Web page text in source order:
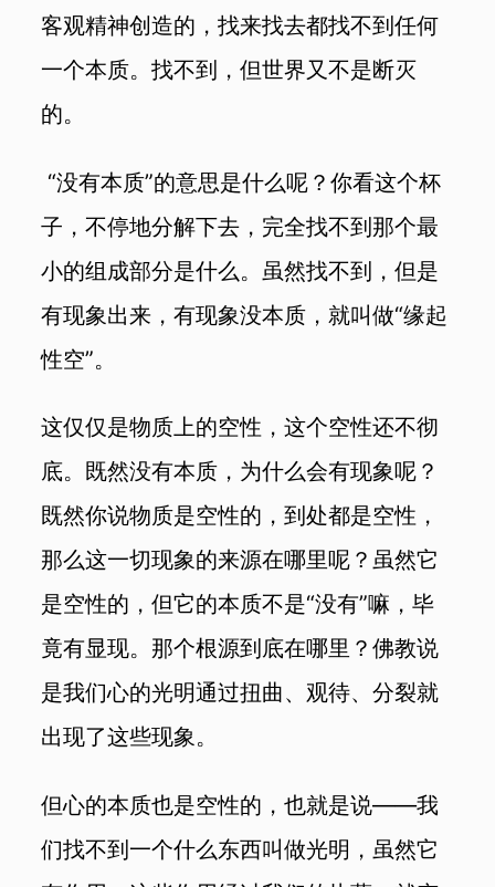
客观精神创造的，找来找去都找不到任何
一个本质。找不到，但世界又不是断灭
的。
“没有本质”的意思是什么呢？你看这个杯
子，不停地分解下去，完全找不到那个最
小的组成部分是什么。虽然找不到，但是
有现象出来，有现象没本质，就叫做“缘起
性空”。
这仅仅是物质上的空性，这个空性还不彻
底。既然没有本质，为什么会有现象呢？
既然你说物质是空性的，到处都是空性，
那么这一切现象的来源在哪里呢？虽然它
是空性的，但它的本质不是“没有”嘛，毕
竟有显现。那个根源到底在哪里？佛教说
是我们心的光明通过扭曲、观待、分裂就
出现了这些现象。
但心的本质也是空性的，也就是说——我
们找不到一个什么东西叫做光明，虽然它